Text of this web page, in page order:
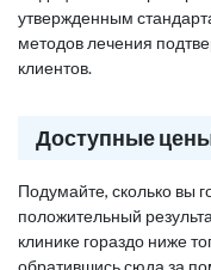
утвержденным
методов лечения
клиентов.
Доступные
Подумайте, сколько вы
положительный
клинике гораздо ниже
обратившись сюда за